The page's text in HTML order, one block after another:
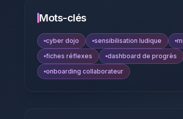
Mots-clés
cyber dojo sensibilisation ludique
fiches réflexes
dashboard de progrès
onboarding collaborateur